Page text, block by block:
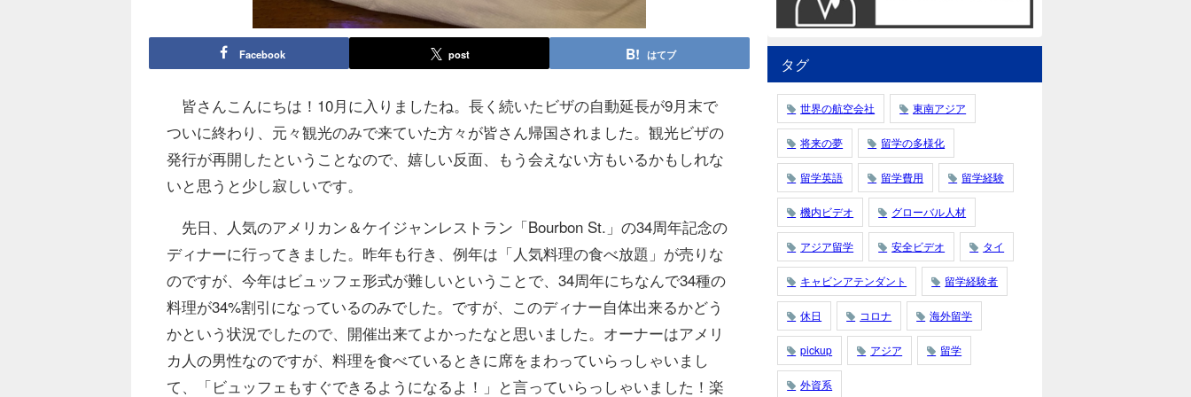
Facebook post はてブ
皆さんこんにちは！10月に入りましたね。長く続いたビザの自動延長が9月末で
ついに終わり、元々観光のみで来ていた方々が皆さん帰国されました。観光ビザの
発行が再開したということなので、嬉しい反面、もう会えない方もいるかもしれな
いと思うと少し寂しいです。
先日、人気のアメリカン＆ケイジャンレストラン「Bourbon St.」の34周年記念の
ディナーに行ってきました。昨年も行き、例年は「人気料理の食べ放題」が売りな
のですが、今年はビュッフェ形式が難しいということで、34周年にちなんで34種の
料理が34%割引になっているのみでした。ですが、このディナー自体出来るかどう
かという状況でしたので、開催出来てよかったなと思いました。オーナーはアメリ
カ人の男性なのですが、料理を食べているときに席をまわっていらっしゃいまし
て、「ビュッフェもすぐできるようになるよ！」と言っていらっしゃいました！楽
タグ
世界の航空会社 東南アジア
将来の夢 留学の多様化
留学英語 留学費用 留学経験
機内ビデオ グローバル人材
アジア留学 安全ビデオ タイ
キャビンアテンダント 留学経験者
休日 コロナ 海外留学
pickup アジア 留学
外資系